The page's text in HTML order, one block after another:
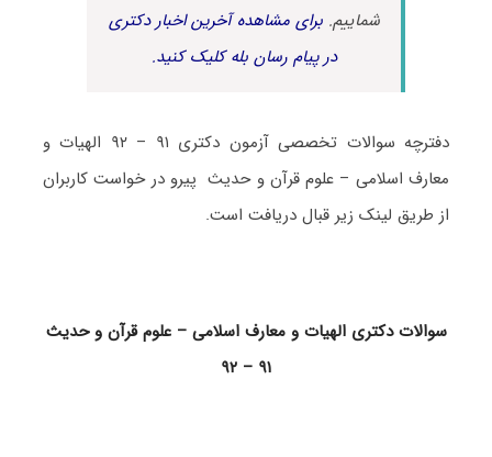
شماییم.برای مشاهده آخرین اخبار دکتری
در پیام رسان بله کلیک کنید.
دفترچه سوالات تخصصی آزمون دکتری ۹۱ – ۹۲ الهیات و
معارف اسلامی – علوم قرآن و حدیث پیرو در خواست کاربران
از طریق لینک زیر قبال دریافت است.
سوالات دکتری الهیات و معارف اسلامی – علوم قرآن و حدیث
۹۱ – ۹۲